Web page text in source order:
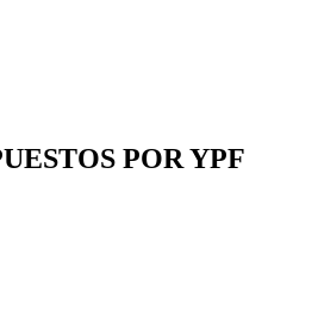
POR YPF